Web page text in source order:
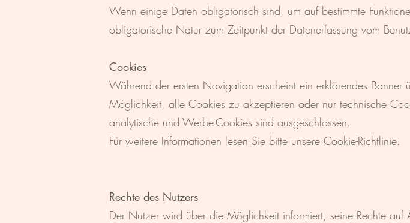
Wenn einige Daten obligatorisch sind, um auf bestimmte
obligatorische Natur zum Zeitpunkt der Datenerfassung vom
Cookies
Während der ersten Navigation erscheint ein erklärendes
Möglichkeit, alle Cookies zu akzeptieren oder nur technische
analytische und Werbe-Cookies sind ausgeschlossen.
Für weitere Informationen lesen Sie bitte unsere Cookie-Richtlinie.
Rechte des Nutzers
Der Nutzer wird über die Möglichkeit informiert, seine Rechte